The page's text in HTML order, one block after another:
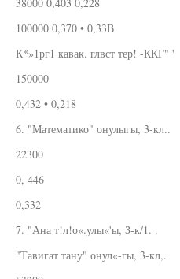
100000 0,370 • 0,33В
К*»1рг1 кавак. глвст тер! -ККГ" '
150000
0,432 • 0,218
6. "Математико" онулыгы, 3-кл..
22300
0, 446
0,332
7. "Ана т!л!о«.улы«'ы, З-к/1. .
"Тавигат тану" онул«-гы, 3-кл,.